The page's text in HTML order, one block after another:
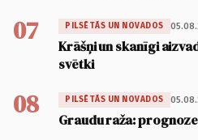
07 PILSĒTĀS UN NOVADOS
Krāšņi un skanīgi
svētki
08 PILSĒTĀS UN NOVADOS
Graudu raža: